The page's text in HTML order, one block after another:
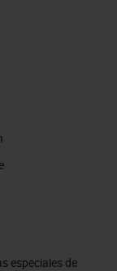
especiales de